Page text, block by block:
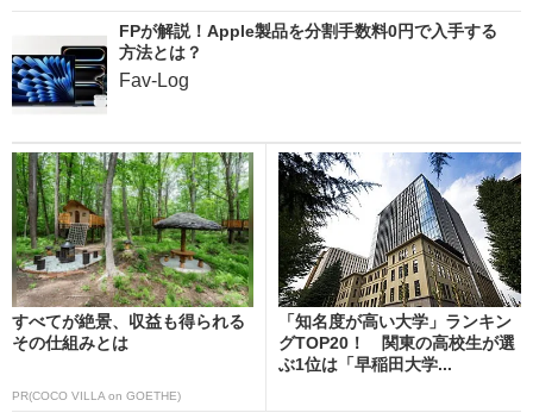
FPが解説！Apple製品を分割手数料0円で入手する
方法とは？
Fav-Log
すべてが絶景、収益も得られる
その仕組みとは
PR(COCO VILLA on GOETHE)
「知名度が高い大学」ランキン
グTOP20！ 関東の高校生が選
ぶ1位は「早稲田大学...